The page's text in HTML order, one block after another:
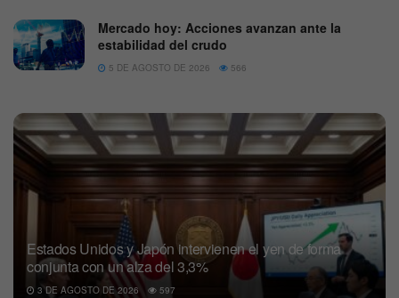
Mercado hoy: Acciones avanzan ante la
estabilidad del crudo
5 DE AGOSTO DE 2026 566
Estados Unidos y Japón intervienen el yen de forma
conjunta con un alza del 3,3%
3 DE AGOSTO DE 2026 597